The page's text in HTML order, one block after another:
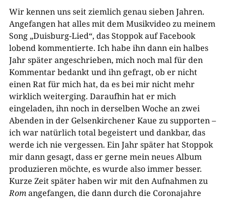
Wir kennen uns seit ziemlich genau sieben Jahren.
Angefangen hat alles mit dem Musikvideo zu meinem
Song „Duisburg-Lied“, das Stoppok auf Facebook
lobend kommentierte. Ich habe ihn dann ein halbes
Jahr später angeschrieben, mich noch mal für den
Kommentar bedankt und ihn gefragt, ob er nicht
einen Rat für mich hat, da es bei mir nicht mehr
wirklich weiterging. Daraufhin hat er mich
eingeladen, ihn noch in derselben Woche an zwei
Abenden in der Gelsenkirchener Kaue zu supporten –
ich war natürlich total begeistert und dankbar, das
werde ich nie vergessen. Ein Jahr später hat Stoppok
mir dann gesagt, dass er gerne mein neues Album
produzieren möchte, es wurde also immer besser.
Kurze Zeit später haben wir mit den Aufnahmen zu
Romangefangen, die dann durch die Coronajahre